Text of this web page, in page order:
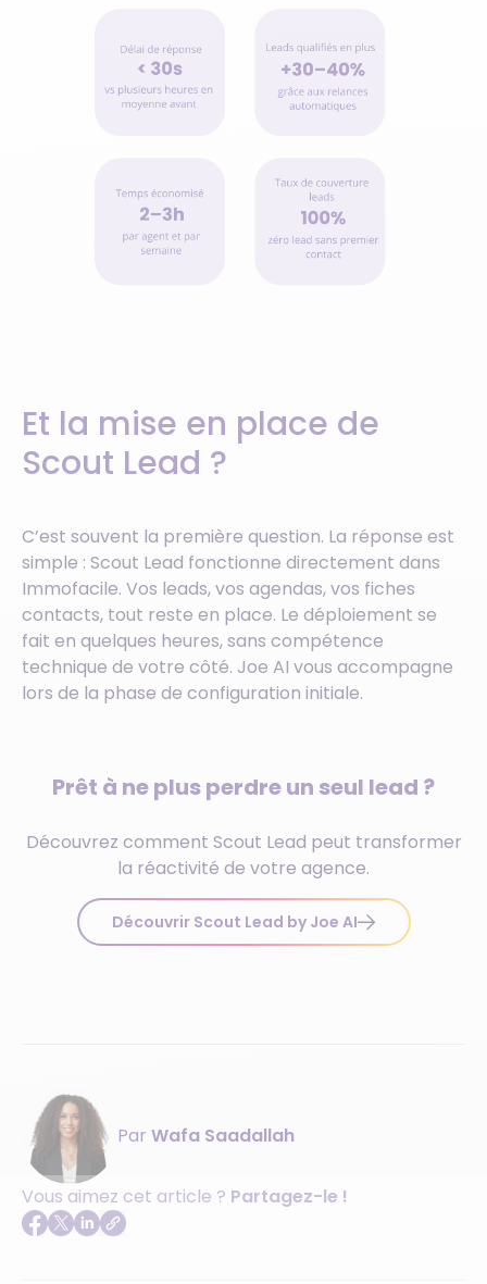
Et la mise en place de
Scout Lead ?
C’est souvent la première question. La réponse est
simple : Scout Lead fonctionne directement dans
Immofacile. Vos leads, vos agendas, vos fiches
contacts, tout reste en place. Le déploiement se
fait en quelques heures, sans compétence
technique de votre côté. Joe AI vous accompagne
lors de la phase de configuration initiale.
Prêt à ne plus perdre un seul lead ?
Découvrez comment Scout Lead peut transformer
la réactivité de votre agence.
Découvrir Scout Lead by Joe AI
Par Wafa Saadallah
Vous aimez cet article ? Partagez-le !